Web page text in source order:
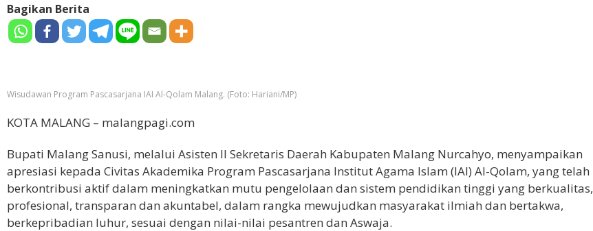
Bagikan Berita
Wisudawan Program Pascasarjana IAI Al-Qolam Malang. (Foto: Hariani/MP)
KOTA MALANG – malangpagi.com
Bupati Malang Sanusi, melalui Asisten II Sekretaris Daerah Kabupaten Malang Nurcahyo, menyampaikan
apresiasi kepada Civitas Akademika Program Pascasarjana Institut Agama Islam (IAI) Al-Qolam, yang telah
berkontribusi aktif dalam meningkatkan mutu pengelolaan dan sistem pendidikan tinggi yang berkualitas,
profesional, transparan dan akuntabel, dalam rangka mewujudkan masyarakat ilmiah dan bertakwa,
berkepribadian luhur, sesuai dengan nilai-nilai pesantren dan Aswaja.